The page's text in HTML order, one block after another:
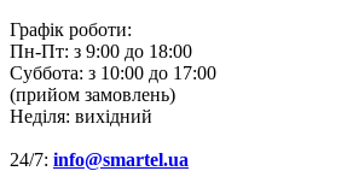
Графік роботи:
Пн-Пт: з 9:00 до 18:00
Суббота: з 10:00 до 17:00
(прийом замовлень)
Неділя: вихідний
24/7: info@smartel.ua